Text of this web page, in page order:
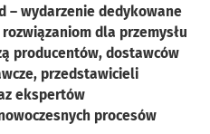
– wydarzenie dedykowane
dla przemysłu
producentów, dostawców
przedstawicieli
ekspertów
procesów